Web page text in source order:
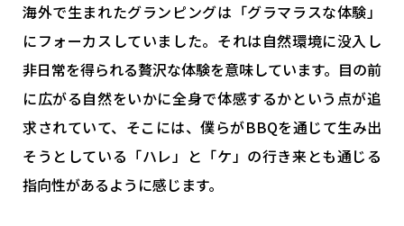
海外で生まれたグランピングは「グラマラスな体験」
にフォーカスしていました。それは自然環境に没入し
非日常を得られる贅沢な体験を意味しています。目の前
に広がる自然をいかに全身で体感するかという点が追
求されていて、そこには、僕らがBBQを通じて生み出
そうとしている「ハレ」と「ケ」の行き来とも通じる
指向性があるように感じます。